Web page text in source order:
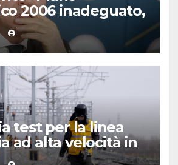
2006 inadeguato,
precedenti”
test per la linea
ad alta velocità in